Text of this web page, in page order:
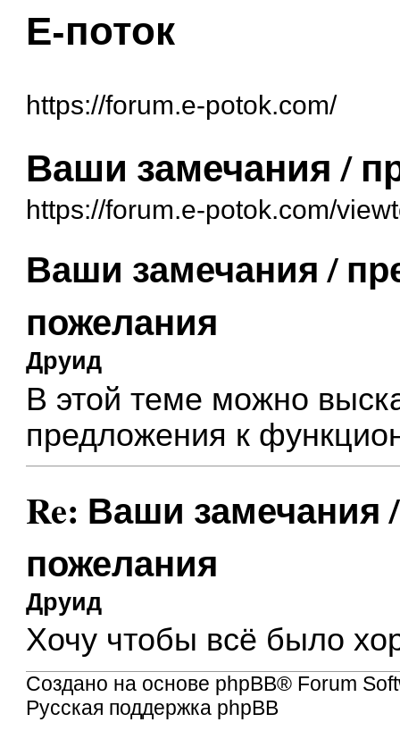
Е-поток
https://forum.e-potok.com/
Ваши замечания /
https://forum.e-potok.com/
Ваши замечания /
пожелания
Друид
В этой теме можно
предложения к
Re: Ваши замечания
пожелания
Друид
Хочу чтобы всё было
Создано на основе phpBB® Forum
Русская поддержка phpBB